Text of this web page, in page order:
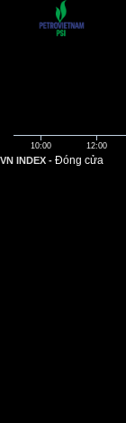
10:00 12:00
VN INDEX - Đóng cửa